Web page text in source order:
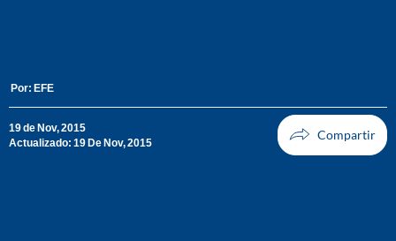
Por: EFE
19 de Nov, 2015
Actualizado: 19 De Nov, 2015